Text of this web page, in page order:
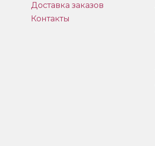
Доставка заказов
Контакты